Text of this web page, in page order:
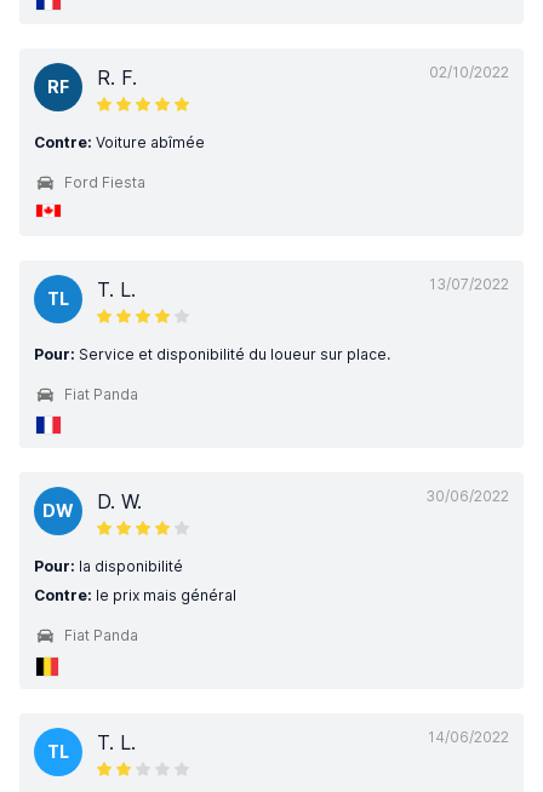
02/10/2022
RF R. F.
Contre: Voiture abîmée
Ford Fiesta
13/07/2022
TL T. L.
Pour: Service et disponibilité du loueur sur place.
Fiat Panda
30/06/2022
DW D. W.
Pour: la disponibilité
Contre: le prix mais général
Fiat Panda
14/06/2022
TL T. L.